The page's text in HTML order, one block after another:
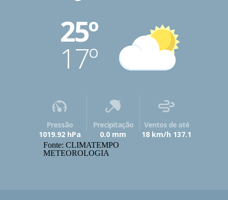
25º
17º
Pressão
1019.92 hPa
Precipitação
0.0 mm
Ventos de até
18 km/h 137.1
Fonte: CLIMATEMPO
METEOROLOGIA